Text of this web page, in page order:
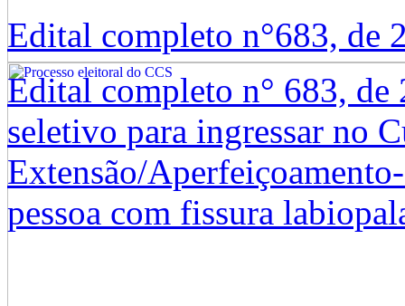
Edital completo n°683, de
Edital completo n° 683, de
seletivo para ingressar no
Extensão/
pessoa com fissura